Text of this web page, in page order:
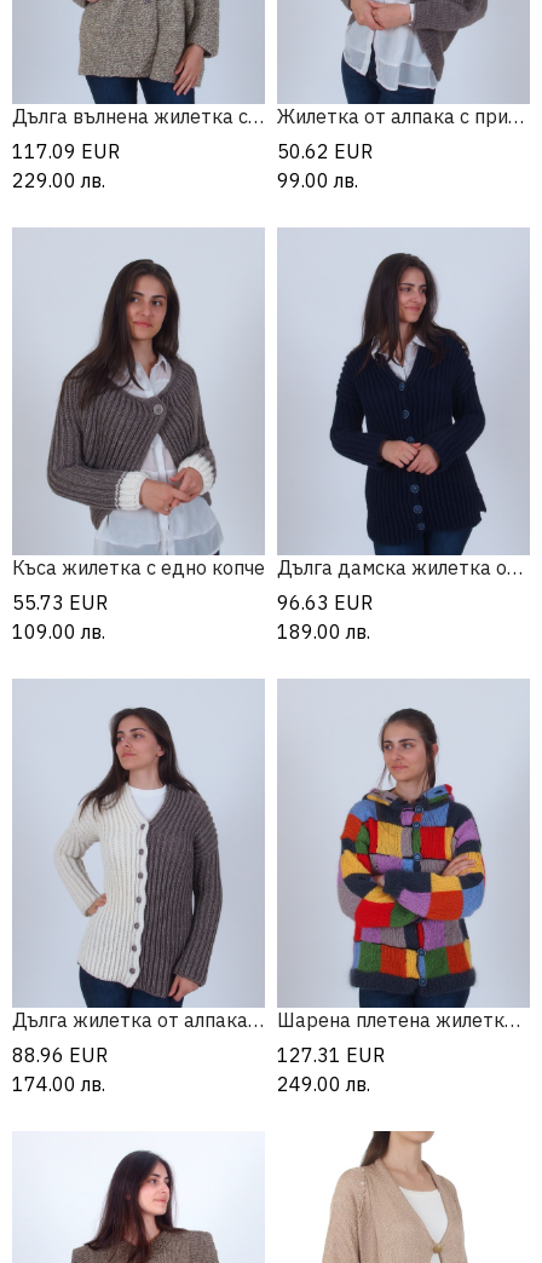
Дълга вълнена жилетка с буфан ръкав
117.09 EUR
229.00 лв.
Жилетка от алпака с прилер ръкав
50.62 EUR
99.00 лв.
Къса жилетка с едно копче
55.73 EUR
109.00 лв.
Дълга дамска жилетка от алпака и мерино
96.63 EUR
189.00 лв.
Дълга жилетка от алпака и мерино
88.96 EUR
174.00 лв.
Шарена плетена жилетка с качулка
127.31 EUR
249.00 лв.